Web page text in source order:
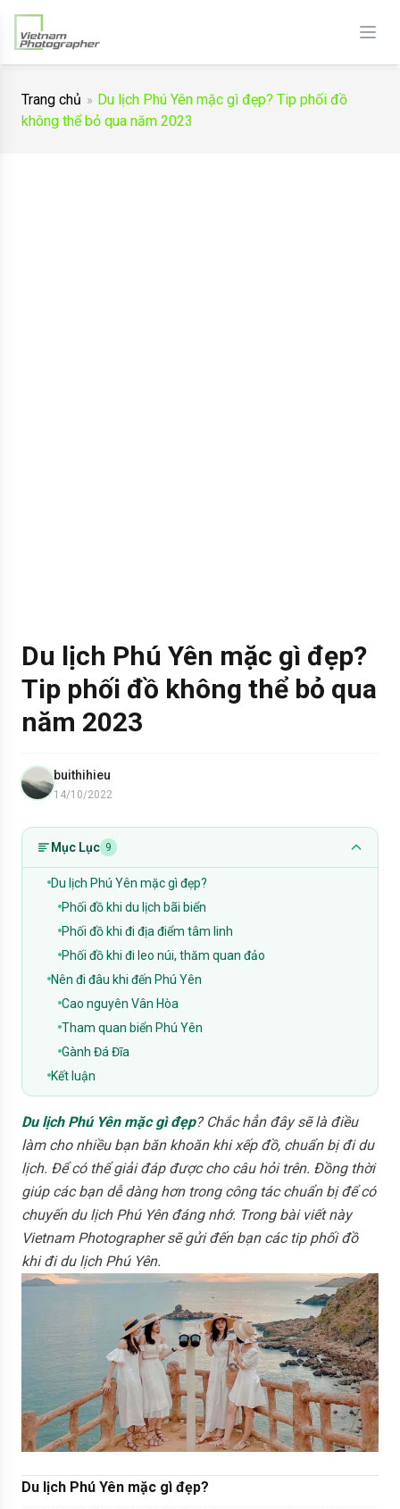
Trang chủ
Du lịch Phú Yên mặc gì đẹp? Tip phối đồ
không thể bỏ qua năm 2023
Du lịch Phú Yên mặc gì đẹp?
Tip phối đồ không thể bỏ qua
năm 2023
buithihieu
14/10/2022
Mục Lục 9
Du lịch Phú Yên mặc gì đẹp?
Phối đồ khi du lịch bãi biển
Phối đồ khi đi địa điểm tâm linh
Phối đồ khi đi leo núi, thăm quan đảo
Nên đi đâu khi đến Phú Yên
Cao nguyên Vân Hòa
Tham quan biển Phú Yên
Gành Đá Đĩa
Kết luận
Du lịch Phú Yên mặc gì đẹp? Chắc hẳn đây sẽ là điều
làm cho nhiều bạn băn khoăn khi xếp đồ, chuẩn bị đi du
lịch. Để có thể giải đáp được cho câu hỏi trên. Đồng thời
giúp các bạn dễ dàng hơn trong công tác chuẩn bị để có
chuyến du lịch Phú Yên đáng nhớ. Trong bài viết này
Vietnam Photographer sẽ gửi đến bạn các tip phối đồ
khi đi du lịch Phú Yên.
Du lịch Phú Yên mặc gì đẹp?